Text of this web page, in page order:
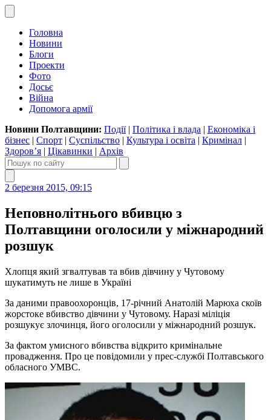
Головна
Новини
Блоги
Проекти
Фото
Досьє
Війна
Допомога армії
Новини Полтавщини: Події| Політика і влада | Економіка і
бізнес | Спорт | Суспільство | Культура і освіта | Кримінал |
Здоров’я | Цікавинки | Архів
2 березня 2015, 09:15
Неповнолітнього вбивцю з
Полтавщини оголосили у міжнародний
розшук
Хлопця який згвалтував та вбив дівчину у Чутовому
шукатимуть не лише в Україні
За даними правоохоронців, 17-річний Анатолій Марюха скоїв
жорстоке вбивство дівчини у Чутовому. Наразі міліція
розшукує злочинця, його оголосили у міжнародний розшук.
За фактом умисного вбивства відкрито кримінальне
провадження. Про це повідомили у прес-службі Полтавського
обласного УМВС.